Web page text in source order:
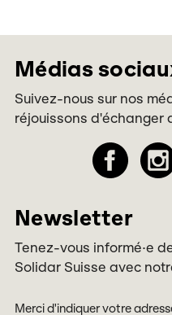
Médias
Suivez-nous sur nos
réjouissons d'échanger
Newsletter
Tenez-vous informé·e
Solidar Suisse avec
Merci d'indiquer votre